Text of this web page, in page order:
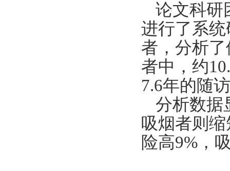
论文科研
进行了系
者，分析
者中，约
7.6年的随
分析数据
吸烟者则
险高9%，